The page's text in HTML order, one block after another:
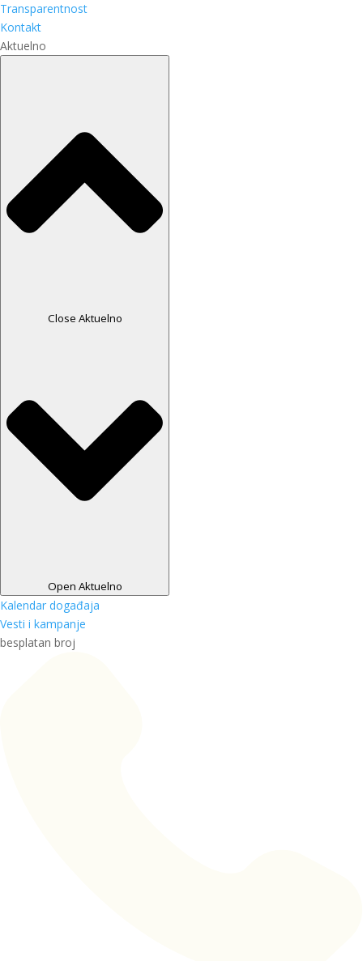
Transparentnost
Kontakt
Aktuelno
Close Aktuelno
Open Aktuelno
Kalendar događaja
Vesti i kampanje
besplatan broj